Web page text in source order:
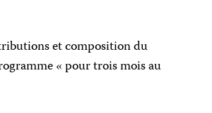
et composition du
« pour trois mois au